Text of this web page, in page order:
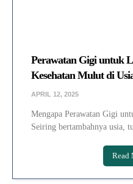
Perawatan Gigi untuk
Kesehatan Mulut di
APRIL 12, 2025
Mengapa Perawatan Gigi
Seiring bertambahnya usia,
Read